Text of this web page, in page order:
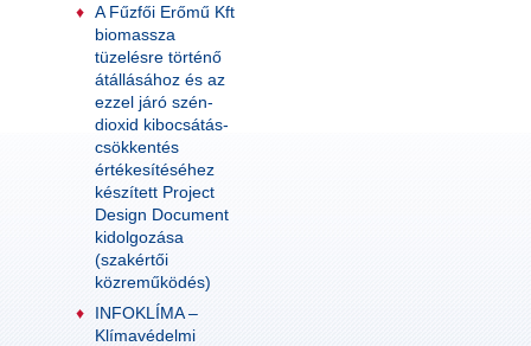
A Fűzfői Erőmű Kft
biomassza
tüzelésre történő
átállásához és az
ezzel járó szén-
dioxid kibocsátás-
csökkentés
értékesítéséhez
készített Project
Design Document
kidolgozása
(szakértői
közreműködés)
INFOKLÍMA –
Klímavédelmi